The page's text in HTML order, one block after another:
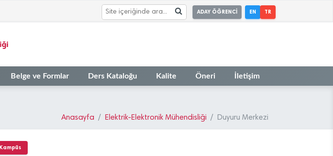
ADAY ÖĞRENCİ EN TR
Belge ve Formlar Ders Kataloğu Kalite Öneri İletişim
Anasayfa Elektrik-Elektronik Mühendisliği Duyuru Merkezi
Kampüs